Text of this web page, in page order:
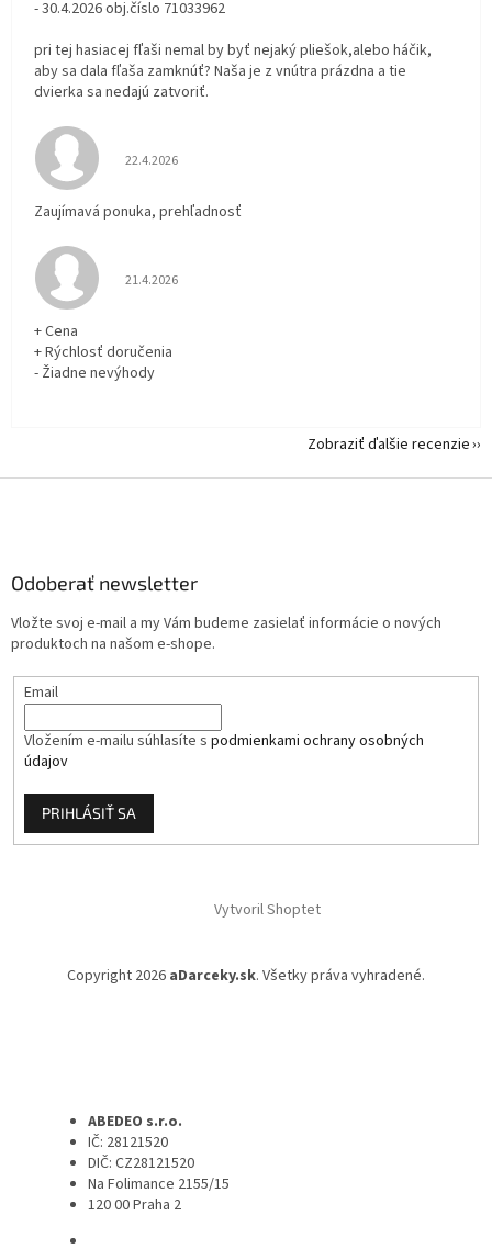
- 30.4.2026 obj.číslo 71033962
pri tej hasiacej fľaši nemal by byť nejaký pliešok,alebo háčik,
aby sa dala fľaša zamknúť? Naša je z vnútra prázdna a tie
dvierka sa nedajú zatvoriť.
Hodnotenie obchodu je 5 z 5 hviezdičiek.
22.4.2026
Zaujímavá ponuka, prehľadnosť
Hodnotenie obchodu je 5 z 5 hviezdičiek.
21.4.2026
+ Cena
+ Rýchlosť doručenia
- Žiadne nevýhody
Zobraziť ďalšie recenzie
Odoberať newsletter
Vložte svoj e-mail a my Vám budeme zasielať informácie o nových
produktoch na našom e-shope.
Email
Vložením e-mailu súhlasíte s podmienkami ochrany osobných
údajov
PRIHLÁSIŤ SA
Vytvoril Shoptet
Copyright 2026 aDarceky.sk. Všetky práva vyhradené.
ABEDEO s.r.o.
IČ: 28121520
DIČ: CZ28121520
Na Folimance 2155/15
120 00 Praha 2